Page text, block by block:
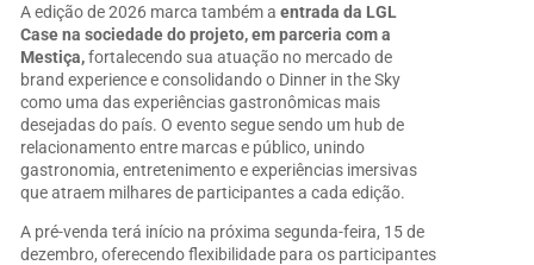
A edição de 2026 marca também a entrada da LGL
Case na sociedade do projeto, em parceria com a
Mestiça,fortalecendo sua atuação no mercado de
brand experience e consolidando o Dinner in the Sky
como uma das experiências gastronômicas mais
desejadas do país. O evento segue sendo um hub de
relacionamento entre marcas e público, unindo
gastronomia, entretenimento e experiências imersivas
que atraem milhares de participantes a cada edição.
A pré-venda terá início na próxima segunda-feira, 15 de
dezembro, oferecendo flexibilidade para os participantes